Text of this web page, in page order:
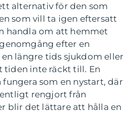
alternativ för den som
som vill ta igen eftersatt
handla om att hemmet
efter en
längre tids sjukdom eller
tiden inte räckt till. En
som en nystart, där
rengjort från
blir det lättare att hålla en